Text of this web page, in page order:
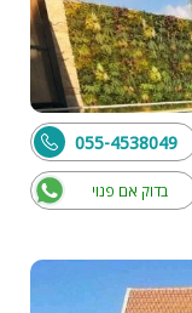
בדוק אם פנוי
055-4538049